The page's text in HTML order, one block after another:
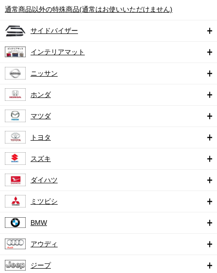
通常商品以外の特殊商品(通常はお使いいただけません)
サイドバイザー
インテリアマット
ニッサン
ホンダ
マツダ
トヨタ
スズキ
ダイハツ
ミツビシ
BMW
アウディ
ジープ